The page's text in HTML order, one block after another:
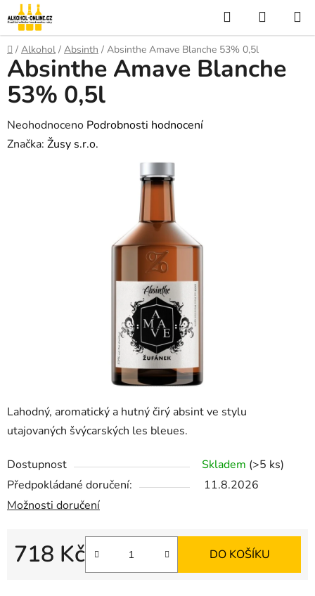
Přejít
na
obsah
Hledat
KOŠÍK
Domů
/ Alkohol / Absinth / Absinthe Amave Blanche 53% 0,5l
Lahodný, aromatický a hutný čirý absint ve stylu
utajovaných švýcarských les bleues.
Dostupnost Skladem (>5 ks)
Předpokládané doručení:
11.8.2026
Možnosti doručení
718 Kč DO KOŠÍKU
Absinthe Amave Blanche
53% 0,5l
Průměrné
hodnocení
Neohodnoceno Podrobnosti hodnocení
Značka: Žusy s.r.o.